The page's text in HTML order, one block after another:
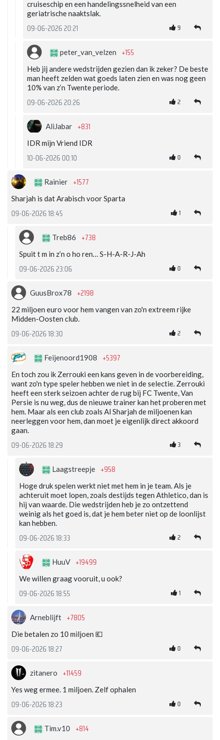
cruiseschip en een handelingssnelheid van een
geriatrische naaktslak.
09-06-2026 20:21 9
peter_van_velzen +155
Heb jij andere wedstrijden gezien dan ik zeker? De beste
man heeft zelden wat goeds laten zien en was nog geen
10% van z’n Twente periode.
09-06-2026 20:26 2
AliJabar +831
IDR mijn Vriend IDR
10-06-2026 00:10 0
Rainier +1577
Sharjah is dat Arabisch voor Sparta
09-06-2026 18:45 1
Treb86 +738
Spuit t m in z’n o ho ren… S-H-A-R-J-Ah
09-06-2026 23:06 0
GuusBrox78 +2198
22 miljoen euro voor hem vangen van zo'n extreem rijke
Midden-Oosten club.
09-06-2026 18:30 2
Feijenoord1908 +5397
En toch zou ik Zerrouki een kans geven in de voorbereiding,
want zo'n type speler hebben we niet in de selectie. Zerrouki
heeft een sterk seizoen achter de rug bij FC Twente, Van
Persie is nu weg, dus de nieuwe trainer kan het proberen met
hem. Maar als een club zoals Al Sharjah de miljoenen kan
neerleggen voor hem, dan moet je eigenlijk direct akkoord
gaan.
09-06-2026 18:29 3
Laagstreepje +958
Hoge druk spelen werkt niet met hem in je team. Als je
achteruit moet lopen, zoals destijds tegen Athletico, dan is
hij van waarde. Die wedstrijden heb je zo ontzettend
weinig als het goed is, dat je hem beter niet op de loonlijst
kan hebben.
09-06-2026 18:33 2
HuuV +19499
We willen graag vooruit, u ook?
09-06-2026 18:55 1
Arneblijft +7805
Die betalen zo 10 miljoen 💶
09-06-2026 18:27 0
zitanero +11459
Yes weg ermee. 1 miljoen. Zelf ophalen
09-06-2026 18:23 0
Tim.v10 +814